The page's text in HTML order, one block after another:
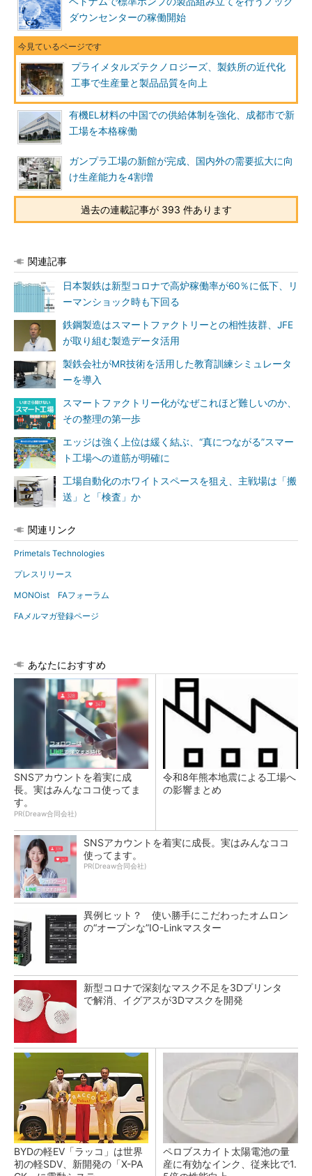
ダウンセンターの稼働開始
プライメタルズテクノロジーズ、製鉄所の近代化
工事で生産量と製品品質を向上
有機EL材料の中国での供給体制を強化、成都市で新
工場を本格稼働
ガンプラ工場の新館が完成、国内外の需要拡大に向
け生産能力を4割増
過去の連載記事が 393 件あります
関連記事
日本製鉄は新型コロナで高炉稼働率が60％に低下、リ
ーマンショック時も下回る
鉄鋼製造はスマートファクトリーとの相性抜群、JFE
が取り組む製造データ活用
製鉄会社がMR技術を活用した教育訓練シミュレータ
ーを導入
スマートファクトリー化がなぜこれほど難しいのか、
その整理の第一歩
エッジは強く上位は緩く結ぶ、“真につながる”スマー
ト工場への道筋が明確に
工場自動化のホワイトスペースを狙え、主戦場は「搬
送」と「検査」か
関連リンク
Primetals Technologies
プレスリリース
MONOist FAフォーラム
FAメルマガ登録ページ
あなたにおすすめ
SNSアカウントを着実に成
長。実はみんなココ使ってま
す。
PR(Dreaw合同会社)
令和8年熊本地震による工場へ
の影響まとめ
SNSアカウントを着実に成長。実はみんなココ
使ってます。
PR(Dreaw合同会社)
異例ヒット？ 使い勝手にこだわったオムロン
の“オープンな”IO-Linkマスター
新型コロナで深刻なマスク不足を3Dプリンタ
で解消、イグアスが3Dマスクを開発
BYDの軽EV「ラッコ」は世界
初の軽SDV、新開発の「X-PA
ペロブスカイト太陽電池の量
産に有効なインク、従来比で1.